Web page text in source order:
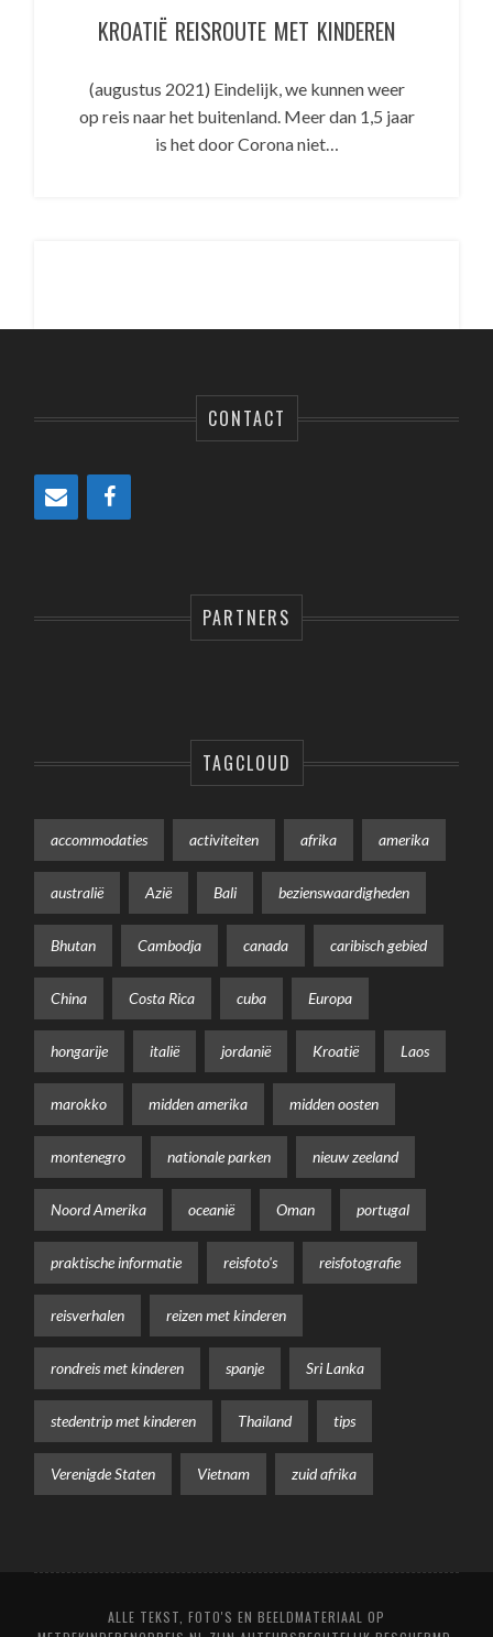
KROATIË REISROUTE MET KINDEREN
(augustus 2021) Eindelijk, we kunnen weer
op reis naar het buitenland. Meer dan 1,5 jaar
is het door Corona niet…
CONTACT
PARTNERS
TAGCLOUD
accommodaties activiteiten afrika amerika
australië Azië Bali bezienswaardigheden
Bhutan Cambodja canada caribisch gebied
China Costa Rica cuba Europa
hongarije italië jordanië Kroatië Laos
marokko midden amerika midden oosten
montenegro nationale parken nieuw zeeland
Noord Amerika oceanië Oman portugal
praktische informatie reisfoto's reisfotografie
reisverhalen reizen met kinderen
rondreis met kinderen spanje Sri Lanka
stedentrip met kinderen Thailand tips
Verenigde Staten Vietnam zuid afrika
ALLE TEKST, FOTO'S EN BEELDMATERIAAL OP